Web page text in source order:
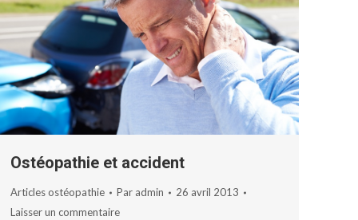
Ostéopathie et accident
Articles ostéopathie Par admin
26 avril 2013
Laisser un commentaire